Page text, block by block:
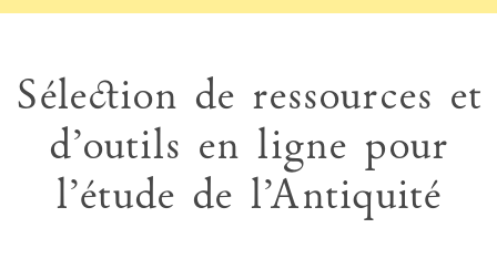
Sélection de ressources et
d’outils en ligne pour
l’étude de l’Antiquité